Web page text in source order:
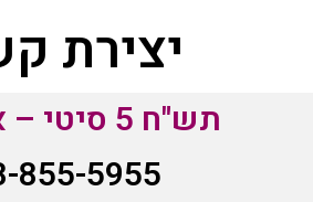
יצירת
תש"ח 5 סיטי – אשדוד
855-5955